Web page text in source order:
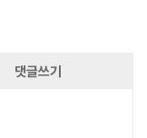
댓글쓰기